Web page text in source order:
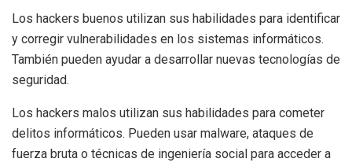
Los hackers buenos utilizan sus habilidades para identificar
y corregir vulnerabilidades en los sistemas informáticos.
También pueden ayudar a desarrollar nuevas tecnologías de
seguridad.
Los hackers malos utilizan sus habilidades para cometer
delitos informáticos. Pueden usar malware, ataques de
fuerza bruta o técnicas de ingeniería social para acceder a